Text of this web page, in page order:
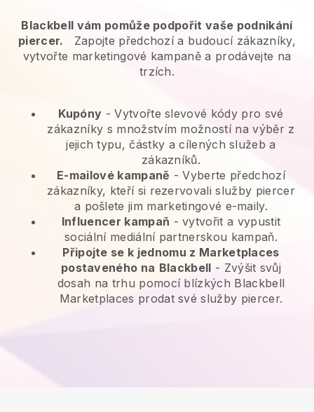
Blackbell vám pomůže podpořit vaše podnikání
piercer.
Zapojte předchozí a budoucí zákazníky,
vytvořte marketingové kampaně a prodávejte na
trzích.
Kupóny - Vytvořte slevové kódy pro své
zákazníky s množstvím možností na výběr z
jejich typu, částky a cílených služeb a
zákazníků.
E-mailové kampaně -Vyberte předchozí
zákazníky, kteří si rezervovali služby piercer
a pošlete jim marketingové e-maily.
Influencer kampaň - vytvořit a vypustit
sociální mediální partnerskou kampaň.
Připojte se k jednomu z Marketplaces
postaveného na Blackbell - Zvýšit svůj
dosah na trhu pomocí blízkých Blackbell
Marketplaces prodat své služby piercer.